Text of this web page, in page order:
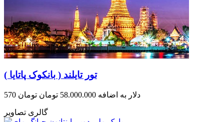
تور تایلند ( بانکوک پاتایا )
570 دلار به اضافه 58.000.000 تومان تومان
گالری تصاویر